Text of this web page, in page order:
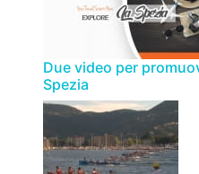
Due video per
Spezia